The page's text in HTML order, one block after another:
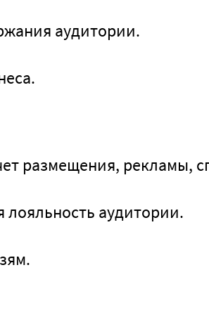
аудитории.
размещения, рекламы,
аудитории.